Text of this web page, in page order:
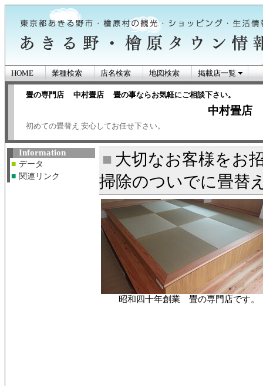
あきる野市・檜
ン情報
HOME 業種検索 店名検索 地図検索 掲載店一覧
畳の専門店 中村畳店 畳の事ならお気軽にご相談下さい。
中村畳店
初めての畳替え 安心してお任せ下さい。
Information
■ データ
■ 関連リンク
■ 大切なお客様をお
掃除のついでに畳替
昭和四十年創業 畳の専門店です。